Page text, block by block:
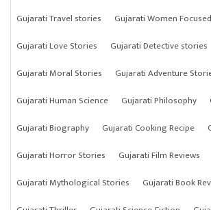
Gujarati Travel stories
Gujarati Women Focused
Gujarati Love Stories
Gujarati Detective stories
Gujarati Moral Stories
Gujarati Adventure
Gujarati Human Science
Gujarati Philosophy
Gujarati Biography
Gujarati Cooking Recipe
Gujarati Horror Stories
Gujarati Film Reviews
Gujarati Mythological Stories
Gujarati Book